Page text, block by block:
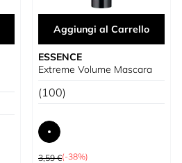
Aggiungi al Carrello
ESSENCE
Extreme Volume Mascara
(100)
Prezzo predefinito
3,59 €(-38%)